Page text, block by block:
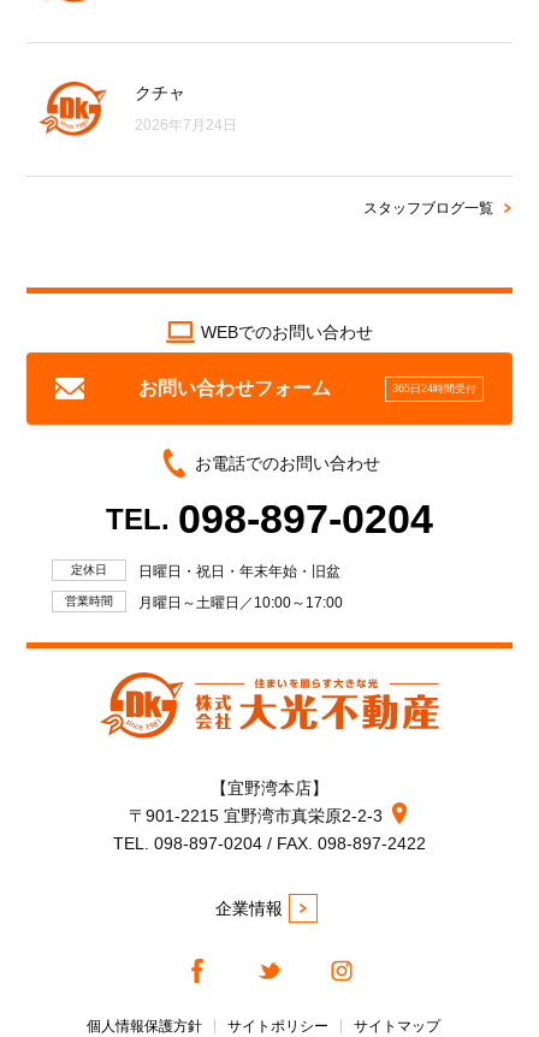
クチャ
2026年7月24日
スタッフブログ一覧
WEBでのお問い合わせ
お問い合わせフォーム 365日24時間受付
お電話でのお問い合わせ
TEL. 098-897-0204
定休日 日曜日・祝日・年末年始・旧盆
営業時間 月曜日～土曜日／10:00～17:00
【宜野湾本店】
〒901-2215 宜野湾市真栄原2-2-3
TEL. 098-897-0204 / FAX. 098-897-2422
企業情報
個人情報保護方針 サイトポリシー サイトマップ